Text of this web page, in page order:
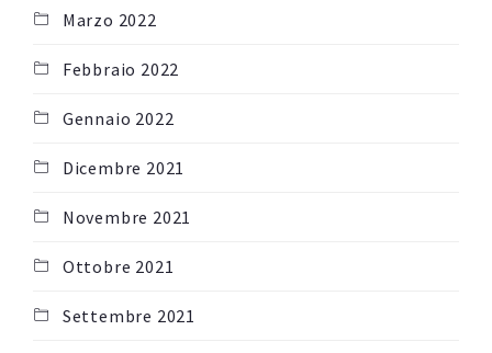
Marzo 2022
Febbraio 2022
Gennaio 2022
Dicembre 2021
Novembre 2021
Ottobre 2021
Settembre 2021